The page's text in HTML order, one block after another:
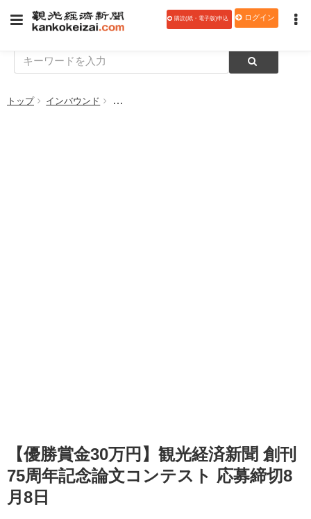
購読(紙・電子版)申込 ログイン
トップ インバウンド 【優勝賞金30万円】観光経済新聞 創刊75周年
【優勝賞金30万円】観光経済新聞 創刊
75周年記念論文コンテスト 応募締切8
月8日